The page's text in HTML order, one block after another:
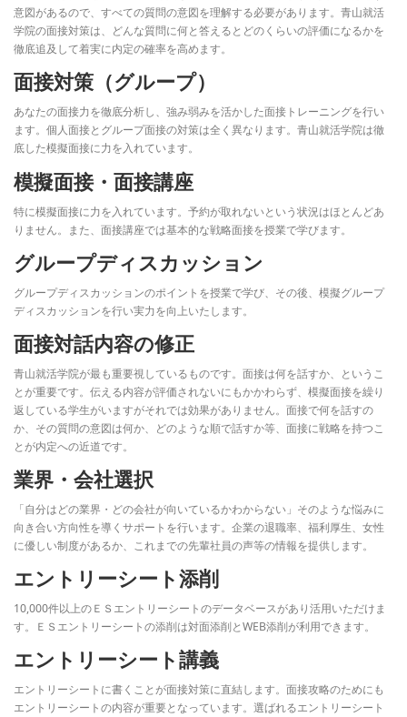
意図があるので、すべての質問の意図を理解する必要があります。青山就活
学院の面接対策は、どんな質問に何と答えるとどのくらいの評価になるかを
徹底追及して着実に内定の確率を高めます。
面接対策（グループ）
あなたの面接力を徹底分析し、強み弱みを活かした面接トレーニングを行い
ます。個人面接とグループ面接の対策は全く異なります。青山就活学院は徹
底した模擬面接に力を入れています。
模擬面接・面接講座
特に模擬面接に力を入れています。予約が取れないという状況はほとんどあ
りません。また、面接講座では基本的な戦略面接を授業で学びます。
グループディスカッション
グループディスカッションのポイントを授業で学び、その後、模擬グループ
ディスカッションを行い実力を向上いたします。
面接対話内容の修正
青山就活学院が最も重要視しているものです。面接は何を話すか、というこ
とが重要です。伝える内容が評価されないにもかかわらず、模擬面接を繰り
返している学生がいますがそれでは効果がありません。面接で何を話すの
か、その質問の意図は何か、どのような順で話すか等、面接に戦略を持つこ
とが内定への近道です。
業界・会社選択
「自分はどの業界・どの会社が向いているかわからない」そのような悩みに
向き合い方向性を導くサポートを行います。企業の退職率、福利厚生、女性
に優しい制度があるか、これまでの先輩社員の声等の情報を提供します。
エントリーシート添削
10,000件以上のＥＳエントリーシートのデータベースがあり活用いただけま
す。ＥＳエントリーシートの添削は対面添削とWEB添削が利用できます。
エントリーシート講義
エントリーシートに書くことが面接対策に直結します。面接攻略のためにも
エントリーシートの内容が重要となっています。選ばれるエントリーシート